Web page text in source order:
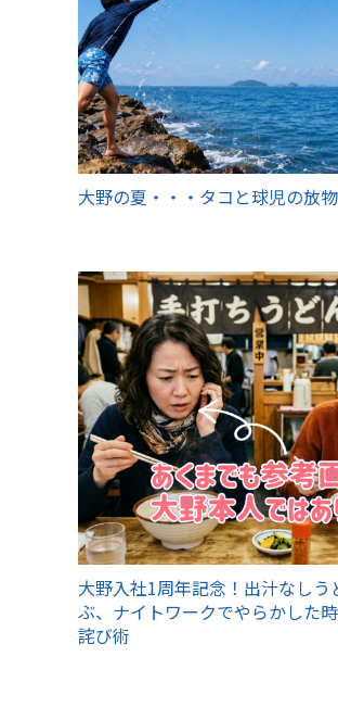
大野の夏・・・タコと球児の放
大野入社1周年記念！出汁なしう
ぶ、ナイトワークでやらかした
詫び術